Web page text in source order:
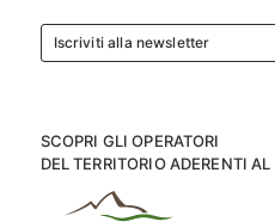
Iscriviti alla newsletter
SCOPRI GLI OPERATORI
DEL TERRITORIO ADERENTI AL